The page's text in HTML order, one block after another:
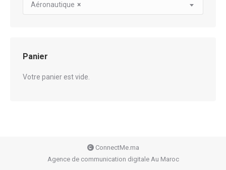
×
Aéronautique
Panier
Votre panier est vide.
ConnectMe.ma
Agence de communication digitale Au Maroc